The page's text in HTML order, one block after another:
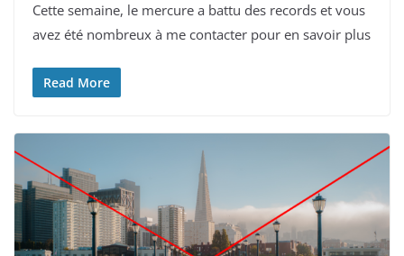
Cette semaine, le mercure a battu des records et vous
avez été nombreux à me contacter pour en savoir plus
Read More